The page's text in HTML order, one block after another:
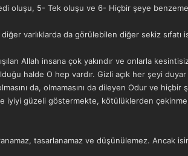
oluşu, 5- Tek oluşu ve 6- Hiçbir şeye
diğer varlıklarda da görülebilen diğer sekiz
Allah insana çok yakındır ve onlarla
halde O hep vardır. Gizli açık her şeyi
da, olmamasını da dileyen Odur ve hiçbir
iyiyi güzeli göstermekte, kötülüklerden
tasarlanamaz ve düşünülemez. Ancak